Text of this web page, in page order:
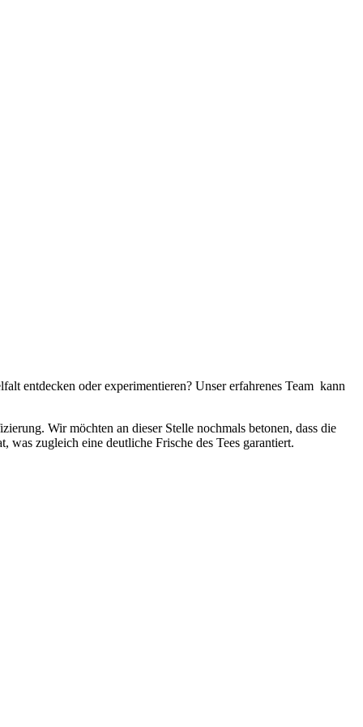
entdecken oder experimentieren? Unser erfahrenes Team kann
Wir möchten an dieser Stelle nochmals betonen, dass die
was zugleich eine deutliche Frische des Tees garantiert.